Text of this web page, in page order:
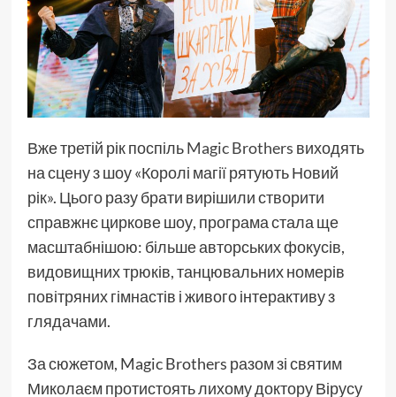
Вже третій рік поспільMagic Brothers виходять
на сцену з шоу «Королі магії рятують Новий
рік». Цього разу брати вирішили створити
справжнє циркове шоу, програма стала ще
масштабнішою: більше авторських фокусів,
видовищних трюків, танцювальних номерів
повітряних гімнастів і живого інтерактиву з
глядачами.
За сюжетом, Magic Brothers разом зі святим
Миколаєм протистоять лихому доктору Вірусу